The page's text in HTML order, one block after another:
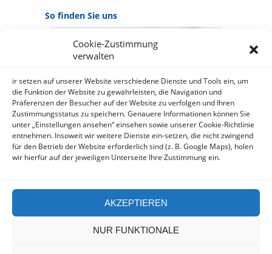
Cookie-Zustimmung
verwalten
ir setzen auf unserer Website verschiedene Dienste und Tools ein, um
die Funktion der Website zu gewährleisten, die Navigation und
Präferenzen der Besucher auf der Website zu verfolgen und Ihren
Zustimmungsstatus zu speichern. Genauere Informationen können Sie
unter „Einstellungen ansehen“ einsehen sowie unserer Cookie-Richtlinie
entnehmen. Insoweit wir weitere Dienste ein-setzen, die nicht zwingend
für den Betrieb der Website erforderlich sind (z. B. Google Maps), holen
wir hierfür auf der jeweiligen Unterseite Ihre Zustimmung ein.
AKZEPTIEREN
NUR FUNKTIONALE
So finden Sie uns
GOOGLE MAPS:
AKZEPTIEREN
Anbieter: Google Ireland Limited
Bei der Nutzung dieses Dienstes
werden Daten an Google
über¬mittelt, außer¬dem ist es
wahr-scheinlich dass Google Daten
(z.B. Cookies) auf Ihrem Gerät
https://policies.google.com/privacy?
hl=de&gl=de